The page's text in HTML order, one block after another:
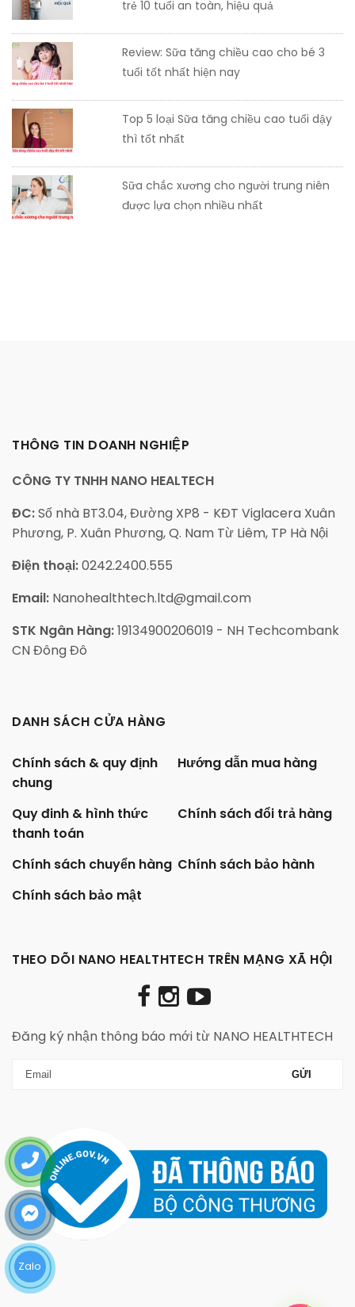
Zalo
trẻ 10 tuổi an toàn, hiệu quả
Review: Sữa tăng chiều cao cho bé 3
tuổi tốt nhất hiện nay
Top 5 loại Sữa tăng chiều cao tuổi dậy
thì tốt nhất
Sữa chắc xương cho người trung niên
được lựa chọn nhiều nhất
THÔNG TIN DOANH NGHIỆP
CÔNG TY TNHH NANO HEALTECH
ĐC:Số nhà BT3.04, Đường XP8 - KĐT Viglacera Xuân
Phương, P. Xuân Phương, Q. Nam Từ Liêm, TP Hà Nội
Điện thoại:0242.2400.555
Email: Nanohealthtech.ltd@gmail.com
STK Ngân Hàng:19134900206019 - NH Techcombank
CN Đông Đô
DANH SÁCH CỬA HÀNG
Chính sách & quy định
chung
Hướng dẫn mua hàng
Quy đinh & hình thức
thanh toán
Chính sách đổi trả hàng
Chính sách chuyển hàng Chính sách bảo hành
Chính sách bảo mật
THEO DÕI NANO HEALTHTECH TRÊN MẠNG XÃ HỘI
Đăng ký nhận thông báo mới từ NANO HEALTHTECH